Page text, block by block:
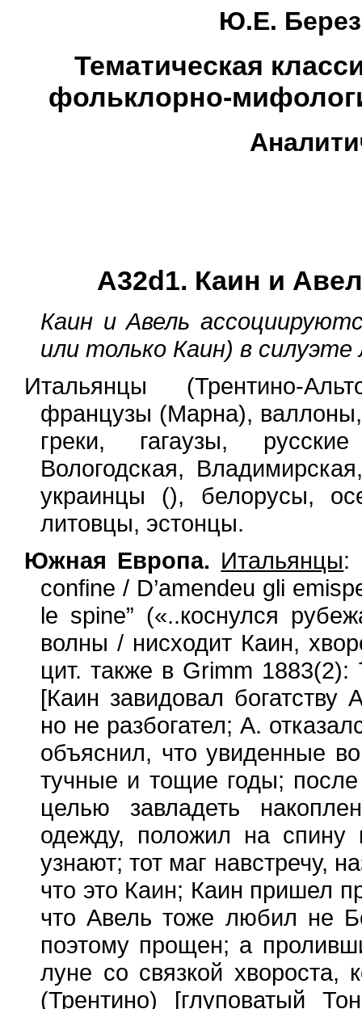
Ю.Е.
Тематическая
фольклорно-
A32d1. Каин и
Каин и Авель
или только Каин) в
Итальянцы (Трентино-
французы (Марна),
греки, гагаузы,
Вологодская,
украинцы (), белорусы,
литовцы, эстонцы.
Южная Европа. Итальянцы:
confine / D’amendeu gli
le spine” («..коснулся
волны / нисходит Каин,
цит. также в Grimm
[Каин завидовал
но не разбогател; А.
объяснил, что увиденные
тучные и тощие годы;
целью завладеть
одежду, положил на спину
узнают; тот маг навстречу,
что это Каин; Каин пришел
что Авель тоже любил не
поэтому прощен; а
луне со связкой хвороста,
(Трентино) [глуповатый